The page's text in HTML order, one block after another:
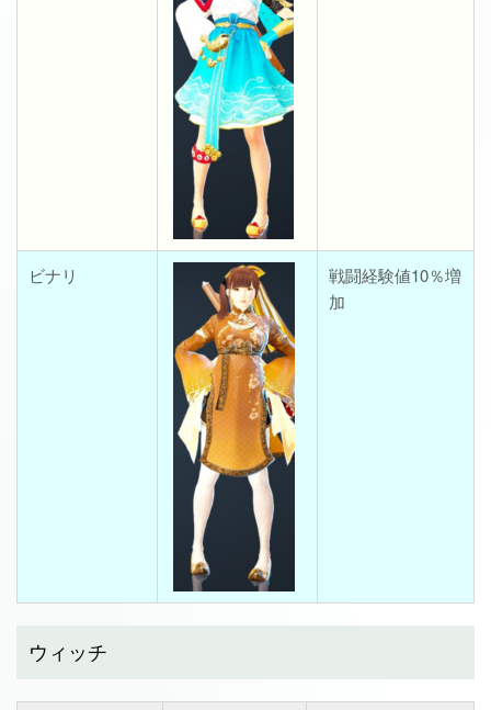
ビナリ
戦闘経験値10％増
加
ウィッチ